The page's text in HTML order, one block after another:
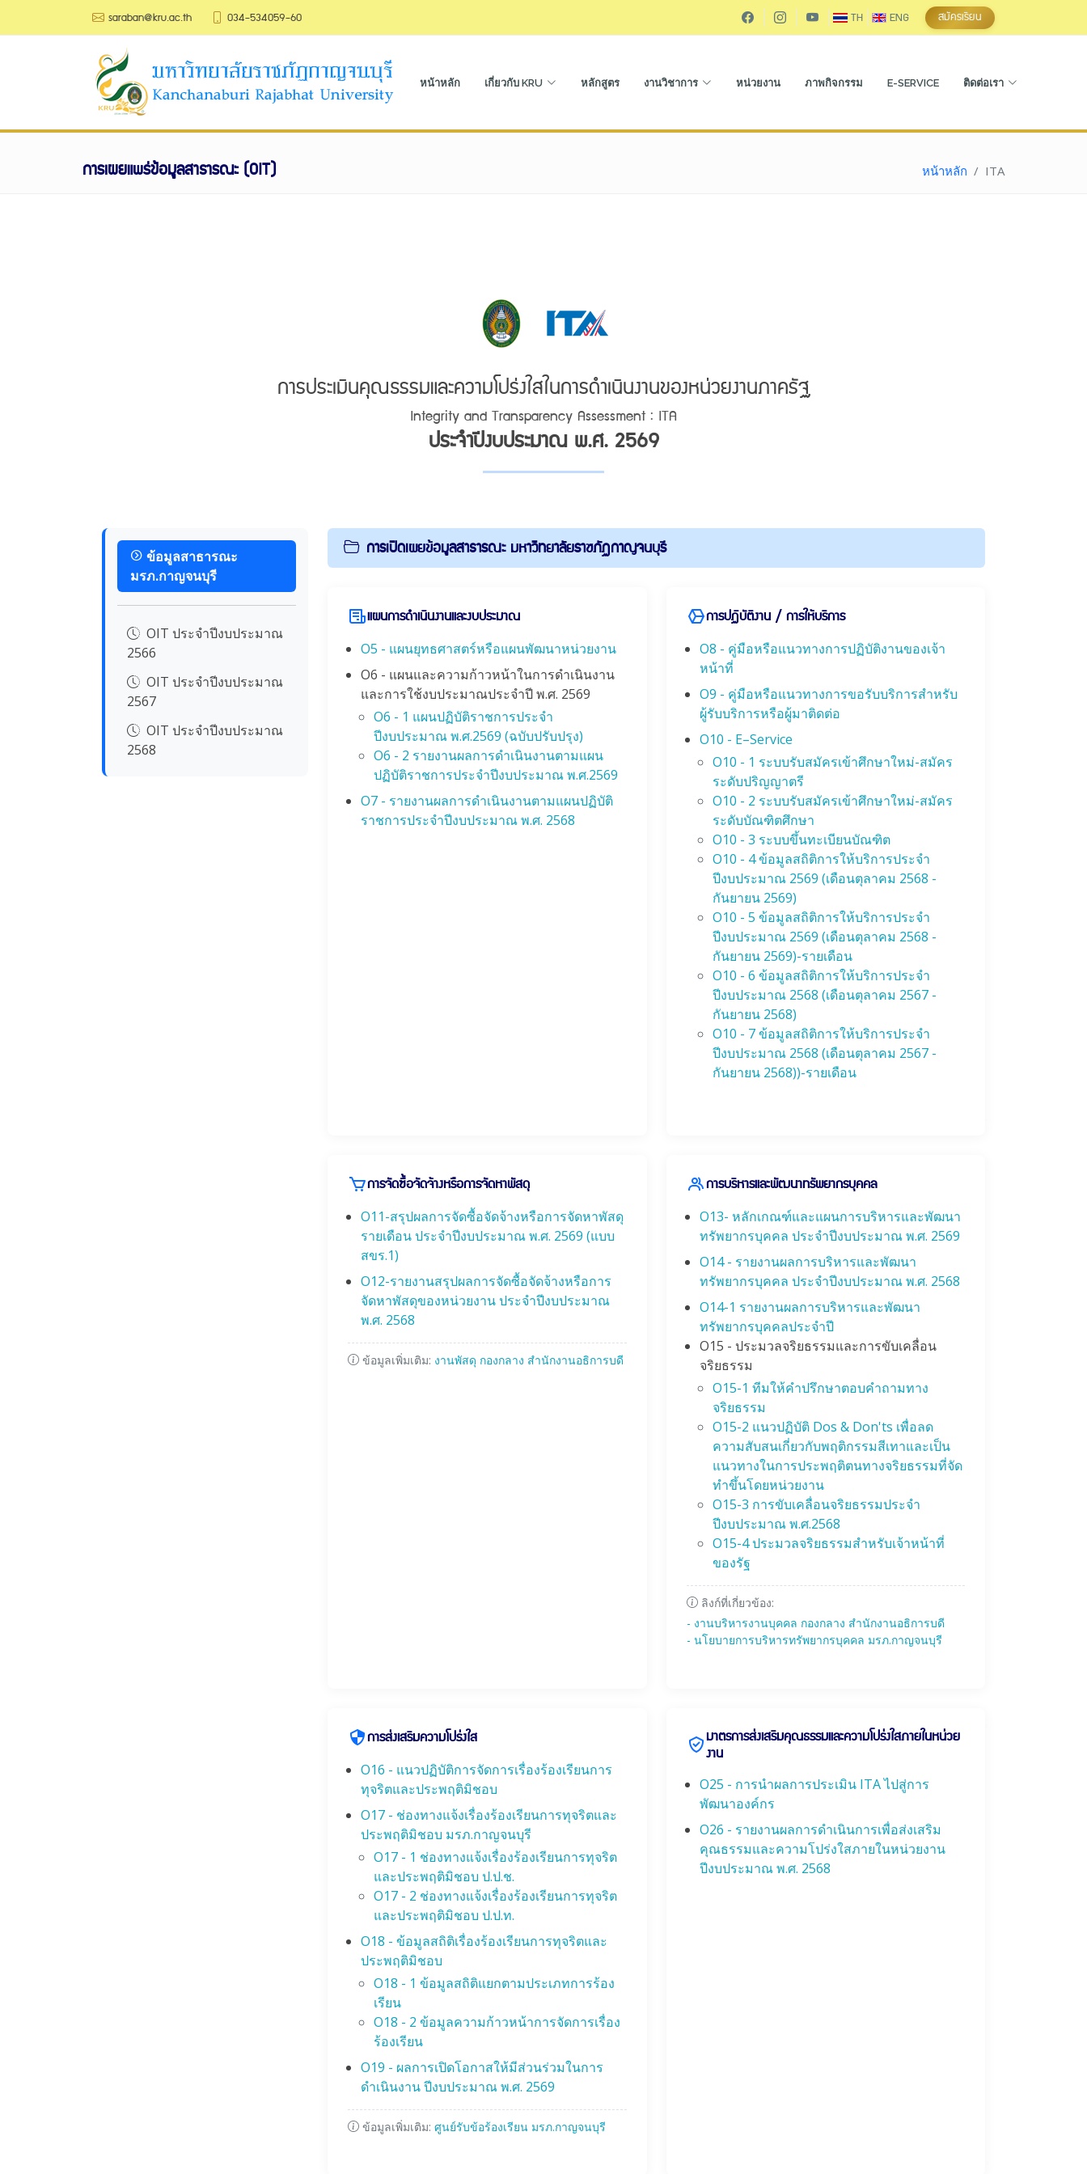
saraban@kru.ac.th 034-534059-60 TH ENG สมัครเรียน
หน้าหลัก เกี่ยวกับ KRU หลักสูตร งานวิชาการ หน่วยงาน ภาพกิจกรรม E-SERVICE ติดต่อเรา
การเผยแพร่ข้อมูลสาธารณะ (OIT) หน้าหลัก ITA
การประเมินคุณธรรมและความโปร่งใสในการดำเนินงานของหน่วยงานภาครัฐ
Integrity and Transparency Assessment : ITA
ประจำปีงบประมาณ พ.ศ. 2569
ข้อมูลสาธารณะ
มรภ.กาญจนบุรี
OIT ประจำปีงบประมาณ
2566
OIT ประจำปีงบประมาณ
2567
OIT ประจำปีงบประมาณ
2568
การเปิดเผยข้อมูลสาธารณะ มหาวิทยาลัยราชภัฏกาญจนบุรี
แผนการดำเนินงานและงบประมาณ
O5 - แผนยุทธศาสตร์หรือแผนพัฒนาหน่วยงาน
O6 - แผนและความก้าวหน้าในการดำเนินงาน
และการใช้งบประมาณประจำปี พ.ศ. 2569
O6 - 1 แผนปฏิบัติราชการประจำ
ปีงบประมาณ พ.ศ.2569 (ฉบับปรับปรุง)
O6 - 2 รายงานผลการดำเนินงานตามแผน
ปฏิบัติราชการประจำปีงบประมาณ พ.ศ.2569
O7 - รายงานผลการดำเนินงานตามแผนปฏิบัติ
ราชการประจำปีงบประมาณ พ.ศ. 2568
การปฏิบัติงาน / การให้บริการ
O8 - คู่มือหรือแนวทางการปฏิบัติงานของเจ้า
หน้าที่
O9 - คู่มือหรือแนวทางการขอรับบริการสำหรับ
ผู้รับบริการหรือผู้มาติดต่อ
O10 - E–Service
O10 - 1 ระบบรับสมัครเข้าศึกษาใหม่-สมัคร
ระดับปริญญาตรี
O10 - 2 ระบบรับสมัครเข้าศึกษาใหม่-สมัคร
ระดับบัณฑิตศึกษา
O10 - 3 ระบบขึ้นทะเบียนบัณฑิต
O10 - 4 ข้อมูลสถิติการให้บริการประจำ
ปีงบประมาณ 2569 (เดือนตุลาคม 2568 -
กันยายน 2569)
O10 - 5 ข้อมูลสถิติการให้บริการประจำ
ปีงบประมาณ 2569 (เดือนตุลาคม 2568 -
กันยายน 2569)-รายเดือน
O10 - 6 ข้อมูลสถิติการให้บริการประจำ
ปีงบประมาณ 2568 (เดือนตุลาคม 2567 -
กันยายน 2568)
O10 - 7 ข้อมูลสถิติการให้บริการประจำ
ปีงบประมาณ 2568 (เดือนตุลาคม 2567 -
กันยายน 2568))-รายเดือน
การจัดซื้อจัดจ้างหรือการจัดหาพัสดุ
O11-สรุปผลการจัดซื้อจัดจ้างหรือการจัดหาพัสดุ
รายเดือน ประจำปีงบประมาณ พ.ศ. 2569 (แบบ
สขร.1)
O12-รายงานสรุปผลการจัดซื้อจัดจ้างหรือการ
จัดหาพัสดุของหน่วยงาน ประจำปีงบประมาณ
พ.ศ. 2568
ข้อมูลเพิ่มเติม: งานพัสดุ กองกลาง สำนักงานอธิการบดี
การบริหารและพัฒนาทรัพยากรบุคคล
O13- หลักเกณฑ์และแผนการบริหารและพัฒนา
ทรัพยากรบุคคล ประจำปีงบประมาณ พ.ศ. 2569
O14 - รายงานผลการบริหารและพัฒนา
ทรัพยากรบุคคล ประจำปีงบประมาณ พ.ศ. 2568
O14-1 รายงานผลการบริหารและพัฒนา
ทรัพยากรบุคคลประจำปี
O15 - ประมวลจริยธรรมและการขับเคลื่อน
จริยธรรม
O15-1 ทีมให้คำปรึกษาตอบคำถามทาง
จริยธรรม
O15-2 แนวปฏิบัติ Dos & Don'ts เพื่อลด
ความสับสนเกี่ยวกับพฤติกรรมสีเทาและเป็น
แนวทางในการประพฤติตนทางจริยธรรมที่จัด
ทำขึ้นโดยหน่วยงาน
O15-3 การขับเคลื่อนจริยธรรมประจํา
ปีงบประมาณ พ.ศ.2568
O15-4 ประมวลจริยธรรมสำหรับเจ้าหน้าที่
ของรัฐ
ลิงก์ที่เกี่ยวข้อง:
- งานบริหารงานบุคคล กองกลาง สำนักงานอธิการบดี
- นโยบายการบริหารทรัพยากรบุคคล มรภ.กาญจนบุรี
การส่งเสริมความโปร่งใส
O16 - แนวปฏิบัติการจัดการเรื่องร้องเรียนการ
ทุจริตและประพฤติมิชอบ
O17 - ช่องทางแจ้งเรื่องร้องเรียนการทุจริตและ
ประพฤติมิชอบ มรภ.กาญจนบุรี
O17 - 1 ช่องทางแจ้งเรื่องร้องเรียนการทุจริต
และประพฤติมิชอบ ป.ป.ช.
O17 - 2 ช่องทางแจ้งเรื่องร้องเรียนการทุจริต
และประพฤติมิชอบ ป.ป.ท.
O18 - ข้อมูลสถิติเรื่องร้องเรียนการทุจริตและ
ประพฤติมิชอบ
O18 - 1 ข้อมูลสถิติแยกตามประเภทการร้อง
เรียน
O18 - 2 ข้อมูลความก้าวหน้าการจัดการเรื่อง
ร้องเรียน
O19 - ผลการเปิดโอกาสให้มีส่วนร่วมในการ
ดำเนินงาน ปีงบประมาณ พ.ศ. 2569
ข้อมูลเพิ่มเติม: ศูนย์รับข้อร้องเรียน มรภ.กาญจนบุรี
มาตรการส่งเสริมคุณธรรมและความโปร่งใสภายในหน่วย
งาน
O25 - การนำผลการประเมิน ITA ไปสู่การ
พัฒนาองค์กร
O26 - รายงานผลการดำเนินการเพื่อส่งเสริม
คุณธรรมและความโปร่งใสภายในหน่วยงาน
ปีงบประมาณ พ.ศ. 2568